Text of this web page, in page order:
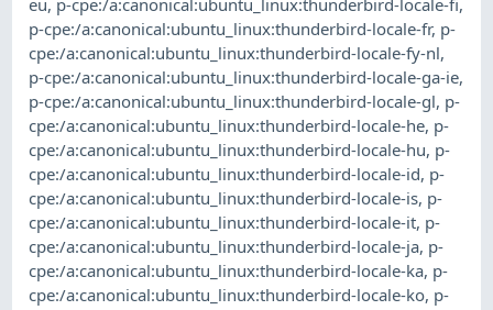
p-cpe:/a:canonical:ubuntu_linux:thunderbird-locale-fr, p-
cpe:/a:canonical:ubuntu_linux:thunderbird-locale-fy-nl,
p-cpe:/a:canonical:ubuntu_linux:thunderbird-locale-ga-ie,
p-cpe:/a:canonical:ubuntu_linux:thunderbird-locale-gl, p-
cpe:/a:canonical:ubuntu_linux:thunderbird-locale-he, p-
cpe:/a:canonical:ubuntu_linux:thunderbird-locale-hu, p-
cpe:/a:canonical:ubuntu_linux:thunderbird-locale-id, p-
cpe:/a:canonical:ubuntu_linux:thunderbird-locale-is, p-
cpe:/a:canonical:ubuntu_linux:thunderbird-locale-it, p-
cpe:/a:canonical:ubuntu_linux:thunderbird-locale-ja, p-
cpe:/a:canonical:ubuntu_linux:thunderbird-locale-ka, p-
cpe:/a:canonical:ubuntu_linux:thunderbird-locale-ko, p-